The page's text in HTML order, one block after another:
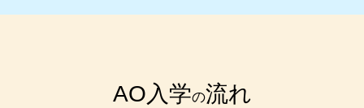
AO入学の流れ